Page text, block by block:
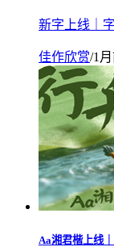
新字上线｜
佳作欣赏/1
Aa湘君楷上线